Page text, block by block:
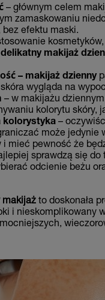
– głównym celem
zamaskowaniu
bez efektu maski.
delikatny makijaż
– makijaż dzienny
wygląda na
– w makijażu
kolorytu skóry,
kolorystyka –
może jedynie
i mieć pewność że
sprawdzą się
odcienie beżu
makijaż to doskonała
i nieskomplikowany